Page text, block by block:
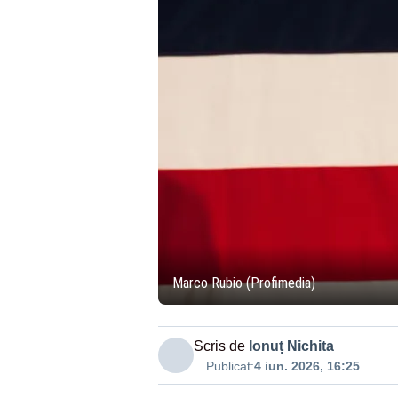
Marco Rubio (Profimedia)
Scris de Ionuț Nichita
Publicat:4 iun. 2026, 16:25